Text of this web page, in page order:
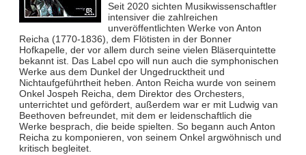
Seit 2020 sichten Musikwissenschaftler
intensiver die zahlreichen
unveröffentlichten Werke von Anton
Reicha (1770-1836), dem Flötisten in der Bonner
Hofkapelle, der vor allem durch seine vielen Bläserquintette
bekannt ist. Das Label cpo will nun auch die symphonischen
Werke aus dem Dunkel der Ungedrucktheit und
Nichtaufgeführtheit heben. Anton Reicha wurde von seinem
Onkel Jospeh Reicha, dem Direktor des Orchesters,
unterrichtet und gefördert, außerdem war er mit Ludwig van
Beethoven befreundet, mit dem er leidenschaftlich die
Werke besprach, die beide spielten. So begann auch Anton
Reicha zu komponieren, von seinem Onkel argwöhnisch und
kritisch begleitet.